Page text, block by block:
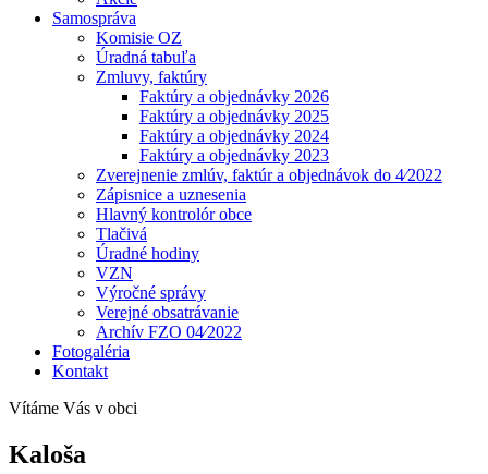
Samospráva
Komisie OZ
Úradná tabuľa
Zmluvy, faktúry
Faktúry a objednávky 2026
Faktúry a objednávky 2025
Faktúry a objednávky 2024
Faktúry a objednávky 2023
Zverejnenie zmlúv, faktúr a objednávok do 4⁄2022
Zápisnice a uznesenia
Hlavný kontrolór obce
Tlačivá
Úradné hodiny
VZN
Výročné správy
Verejné obsatrávanie
Archív FZO 04⁄2022
Fotogaléria
Kontakt
Vítáme Vás v obci
Kaloša